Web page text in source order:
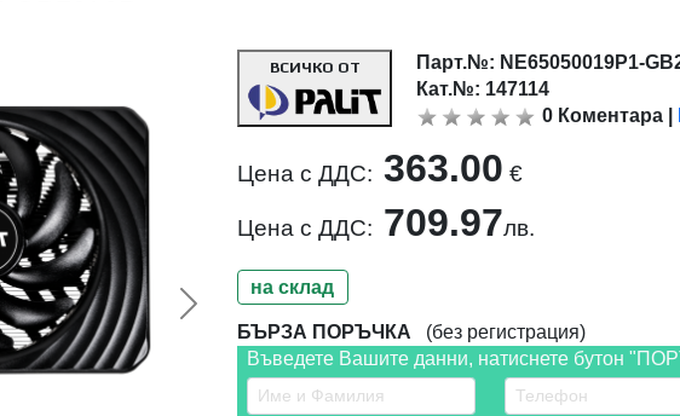
ВСИЧКО ОТ Парт.№: NE65050019P1-
Кат.№: 147114
0 Коментара
Цена с ДДС: 363.00 €
Цена с ДДС: 709.97лв.
на склад
БЪРЗА ПОРЪЧКА (без регистрация)
Въведете Вашите данни, натиснете бутон